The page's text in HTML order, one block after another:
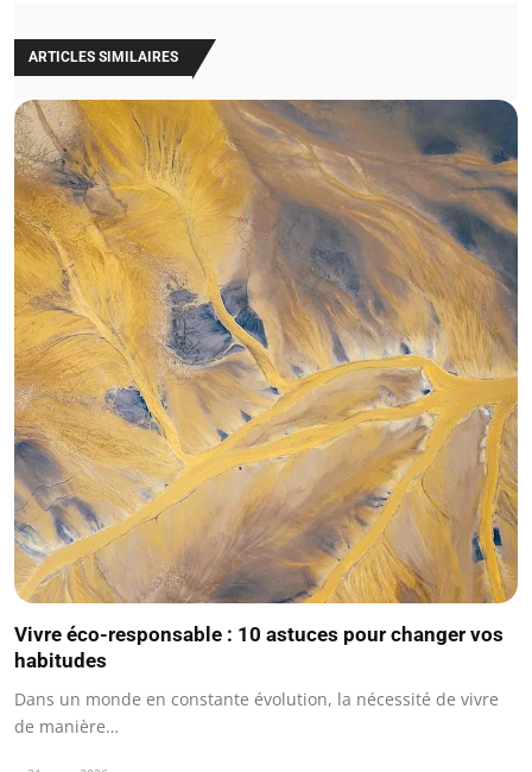
ARTICLES SIMILAIRES
Vivre éco-responsable : 10 astuces pour changer vos
habitudes
Dans un monde en constante évolution, la nécessité de vivre
de manière…